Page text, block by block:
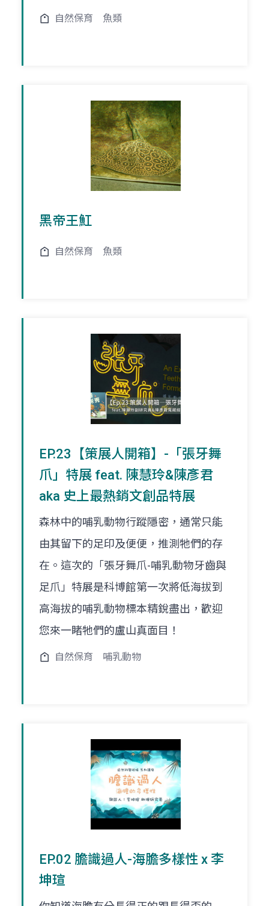
自然保育 魚類
黑帝王魟
自然保育 魚類
EP.23【策展人開箱】-「張牙舞
爪」特展 feat. 陳慧玲&陳彥君
aka 史上最熱銷文創品特展
森林中的哺乳動物行蹤隱密，通常只能
由其留下的足印及便便，推測牠們的存
在。這次的「張牙舞爪-哺乳動物牙齒與
足爪」特展是科博館第一次將低海拔到
高海拔的哺乳動物標本精銳盡出，歡迎
您來一睹牠們的盧山真面目！
自然保育 哺乳動物
EP.02 膽識過人-海膽多樣性 x 李
坤瑄